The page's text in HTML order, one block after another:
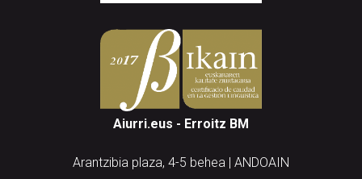
Aiurri.eus - Erroitz BM
Arantzibia plaza, 4-5 behea | ANDOAIN